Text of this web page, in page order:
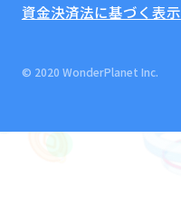
資金決済法に基づく表示
© 2020 WonderPlanet Inc.